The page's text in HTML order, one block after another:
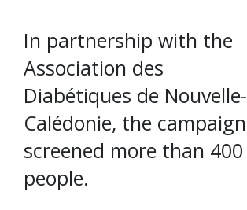
In partnership with the
Association des
Diabétiques de Nouvelle-
Calédonie, the campaign
screened more than 400
people.